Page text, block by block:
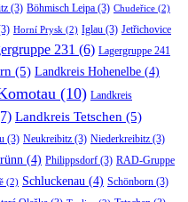
(3) Böhmisch Leipa (3) Chudeřice (2)
Horní Prysk (2) Iglau (3) Jetřichovice
231 (6) Lagergruppe 241
(5) Landkreis Hohenelbe (4)
(10) Landkreis
Landkreis Tetschen (5)
(3) Neukreibitz (3) Niederkreibitz (3)
(4) Philippsdorf (3) RAD-Gruppe
(2) Schluckenau (4) Schönborn (3)